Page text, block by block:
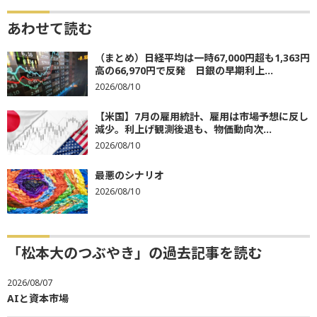
あわせて読む
（まとめ）日経平均は一時67,000円超も1,363円
高の66,970円で反発 日銀の早期利上...
2026/08/10
【米国】7月の雇用統計、雇用は市場予想に反し
減少。利上げ観測後退も、物価動向次...
2026/08/10
最悪のシナリオ
2026/08/10
「松本大のつぶやき」の過去記事を読む
2026/08/07
AIと資本市場